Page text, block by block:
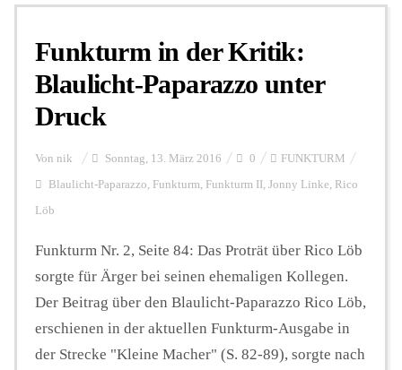
Personalien
FUNKTURM-Beiträge
Podcast
Seminare
Funkturm in der Kritik:
Blaulicht-Paparazzo unter
Druck
Von nik Sonntag, 13. März 2016 0 FUNKTURM
Blaulicht-Paparazzo, Funkturm, Funkturm II, Jonny Linke, Rico
Löb
Funkturm Nr. 2, Seite 84: Das Proträt über Rico Löb
sorgte für Ärger bei seinen ehemaligen Kollegen.
Der Beitrag über den Blaulicht-Paparazzo Rico Löb,
erschienen in der aktuellen Funkturm-Ausgabe in
der Strecke "Kleine Macher" (S. 82-89), sorgte nach